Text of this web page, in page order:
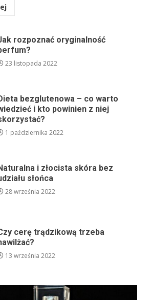
rozpoznać oryginalność
23 listopada 2022
bezglutenowa – co warto
i kto powinien z niej
1 października 2022
i złocista skóra bez
słońca
28 września 2022
cerę trądzikową trzeba
13 września 2022